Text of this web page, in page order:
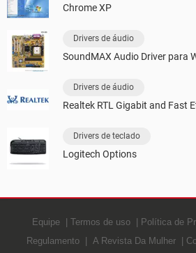
Chrome XP
Drivers de áudio
SoundMAX Audio Driver para
Drivers de áudio
Realtek RTL Gigabit and Fast
Drivers de teclado
Logitech Options
Equipe Termos de uso Política de
Regulamento
A Revista Da Mulher